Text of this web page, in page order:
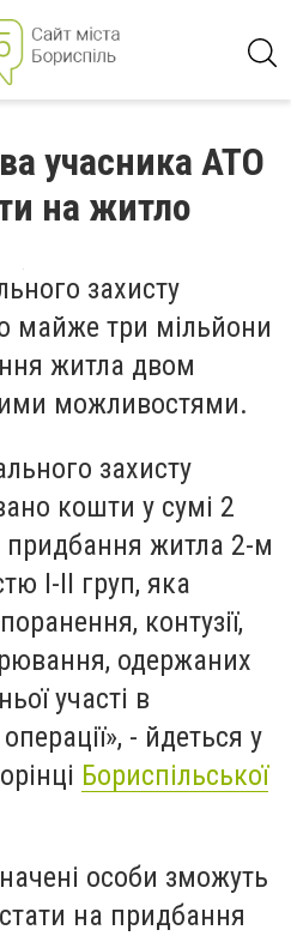
учасника АТО
на житло
захисту
майже три мільйони
житла двом
можливостями.
захисту
кошти у сумі 2
придбання житла 2-м
I-II груп, яка
контузії,
одержаних
участі в
- йдеться у
Бориспільської
особи зможуть
на придбання